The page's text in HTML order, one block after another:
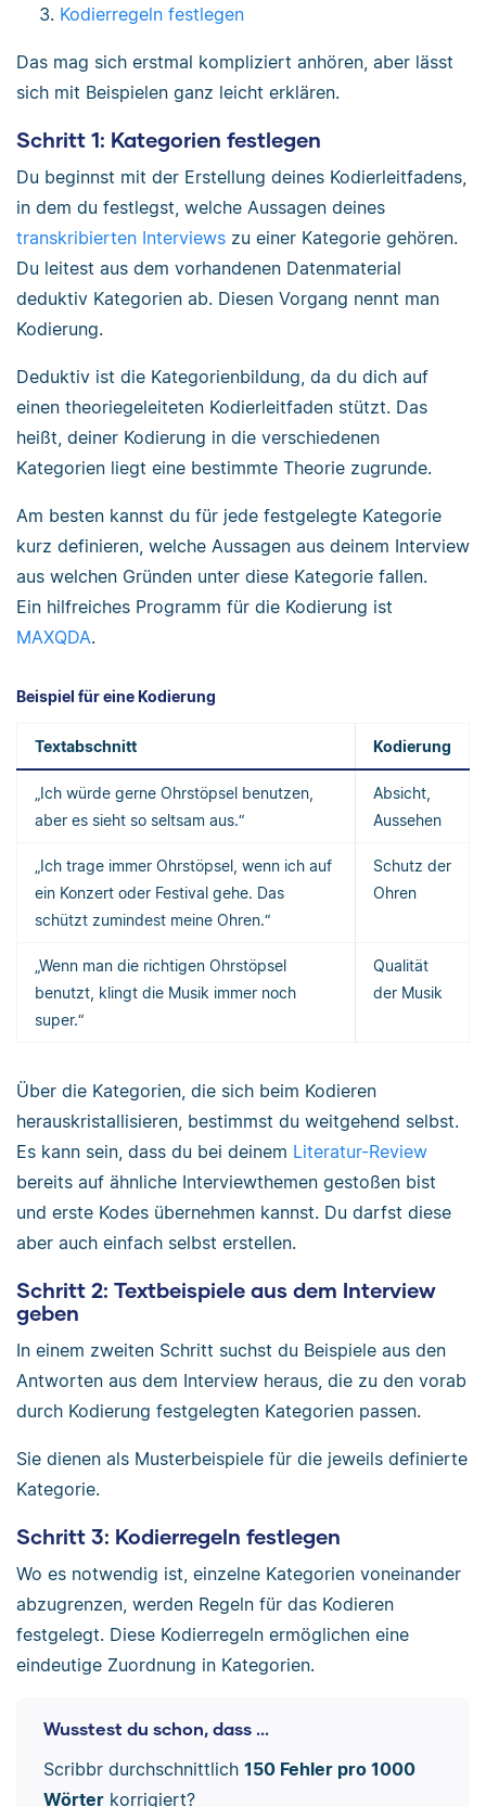
Kodierregeln festlegen
Das mag sich erstmal kompliziert anhören, aber lässt
sich mit Beispielen ganz leicht erklären.
Schritt 1: Kategorien festlegen
Du beginnst mit der Erstellung deines Kodierleitfadens,
in dem du festlegst, welche Aussagen deines
transkribierten Interviews zu einer Kategorie gehören.
Du leitest aus dem vorhandenen Datenmaterial
deduktiv Kategorien ab. Diesen Vorgang nennt man
Kodierung.
Deduktiv ist die Kategorienbildung, da du dich auf
einen theoriegeleiteten Kodierleitfaden stützt. Das
heißt, deiner Kodierung in die verschiedenen
Kategorien liegt eine bestimmte Theorie zugrunde.
Am besten kannst du für jede festgelegte Kategorie
kurz definieren, welche Aussagen aus deinem Interview
aus welchen Gründen unter diese Kategorie fallen.
Ein hilfreiches Programm für die Kodierung ist
MAXQDA.
Beispiel für eine Kodierung
Textabschnitt Kodierung
„Ich würde gerne Ohrstöpsel benutzen,
aber es sieht so seltsam aus.“
Absicht,
Aussehen
„Ich trage immer Ohrstöpsel, wenn ich auf
ein Konzert oder Festival gehe. Das
schützt zumindest meine Ohren.“
Schutz der
Ohren
„Wenn man die richtigen Ohrstöpsel
benutzt, klingt die Musik immer noch
super.“
Qualität
der Musik
Über die Kategorien, die sich beim Kodieren
herauskristallisieren, bestimmst du weitgehend selbst.
Es kann sein, dass du bei deinem Literatur-Review
bereits auf ähnliche Interviewthemen gestoßen bist
und erste Kodes übernehmen kannst. Du darfst diese
aber auch einfach selbst erstellen.
Schritt 2: Textbeispiele aus dem Interview
geben
In einem zweiten Schritt suchst du Beispiele aus den
Antworten aus dem Interview heraus, die zu den vorab
durch Kodierung festgelegten Kategorien passen.
Sie dienen als Musterbeispiele für die jeweils definierte
Kategorie.
Schritt 3: Kodierregeln festlegen
Wo es notwendig ist, einzelne Kategorien voneinander
abzugrenzen, werden Regeln für das Kodieren
festgelegt. Diese Kodierregeln ermöglichen eine
eindeutige Zuordnung in Kategorien.
Wusstest du schon, dass ...
Scribbr durchschnittlich 150 Fehler pro 1000
Wörterkorrigiert?